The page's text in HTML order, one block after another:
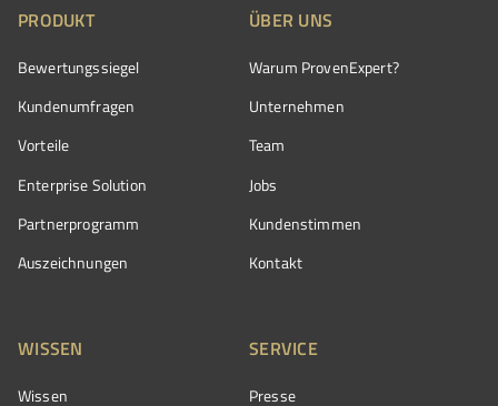
PRODUKT
Bewertungssiegel
Kundenumfragen
Vorteile
Enterprise Solution
Partnerprogramm
Auszeichnungen
ÜBER UNS
Warum ProvenExpert?
Unternehmen
Team
Jobs
Kundenstimmen
Kontakt
WISSEN
Wissen
SERVICE
Presse